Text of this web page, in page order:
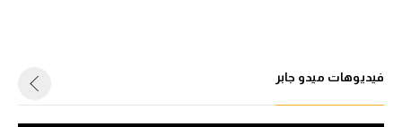
فيديوهات ميدو جابر